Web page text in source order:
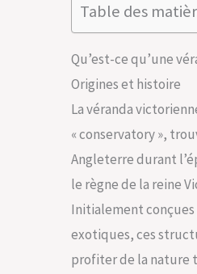
Table des
Qu’est-ce qu’une
Origines et histoire
La véranda
« conservatory »,
Angleterre durant
le règne de la reine
Initialement
exotiques, ces
profiter de la nature